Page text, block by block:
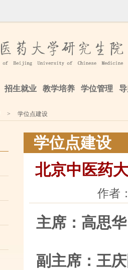
招生就业 教学培养 学位管理
> 学位点建设
学位点建设
北京中医药
作者
主席：高思华
副主席：王